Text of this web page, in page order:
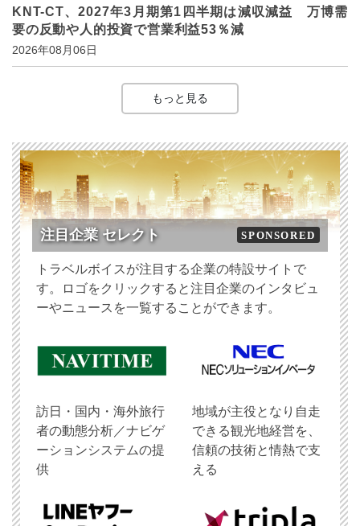
KNT-CT、2027年3月期第1四半期は減収減益 万博需
要の反動や人的投資で営業利益53％減
2026年08月06日
もっと見る
注目企業 セレクト SPONSORED
トラベルボイスが注目する企業の特設サイトで
す。ロゴをクリックすると注目企業のインタビュ
ーやニュースを一覧することができます。
訪日・国内・海外旅行
者の動態分析／ナビゲ
ーションシステムの提
供
地域が主役となり自走
できる観光地経営を、
信頼の技術と情熱で支
える